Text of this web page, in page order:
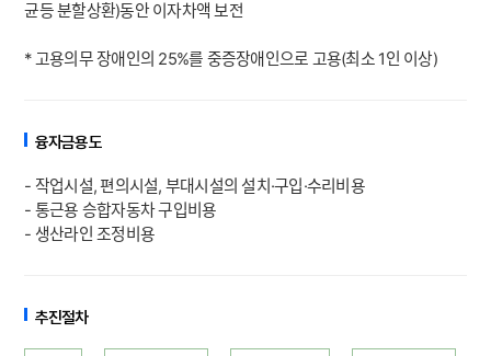
균등 분할상환)동안 이자차액 보전
* 고용의무 장애인의 25%를 중증장애인으로 고용(최소 1인 이상)
융자금용도
- 작업시설, 편의시설, 부대시설의 설치·구입·수리비용
- 통근용 승합자동차 구입비용
- 생산라인 조정비용
추진절차